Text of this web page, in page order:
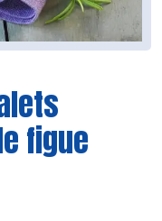
figue